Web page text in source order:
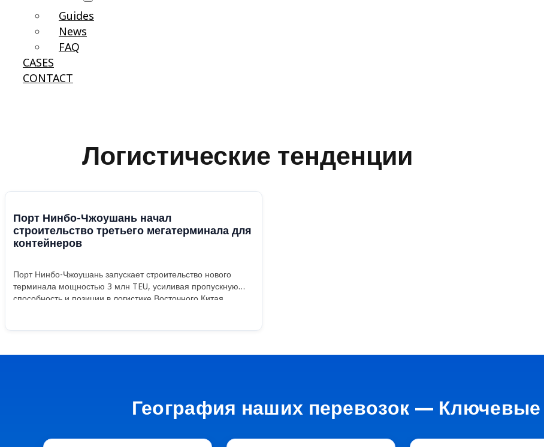
Guides
News
FAQ
CASES
CONTACT
Логистические тенденции
Порт Нинбо-Чжоушань начал
строительство третьего мегатерминала для
контейнеров
Порт Нинбо-Чжоушань запускает строительство нового
терминала мощностью 3 млн TEU, усиливая пропускную
способность и позиции в логистике Восточного Китая.
География наших перевозок — Ключевые